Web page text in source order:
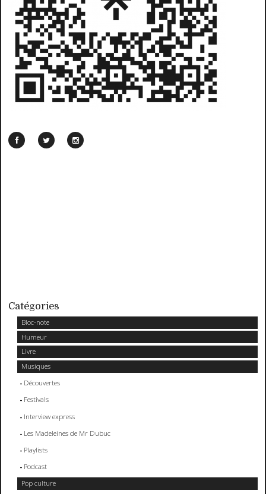
Catégories
Bloc-note
Humeur
Livre
Musiques
Découvertes
Festivals
Interview express
Les Madeleines de Mr Dubuc
Playlists
Podcast
Pop culture